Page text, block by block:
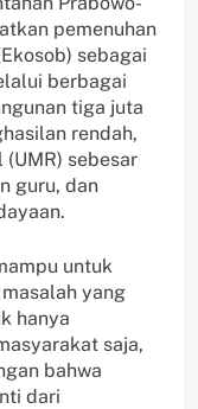
pemenuhan
sebagai
berbagai
tiga juta
rendah,
sebesar
guru, dan
untuk
yang
hanya
saja,
bahwa
dari